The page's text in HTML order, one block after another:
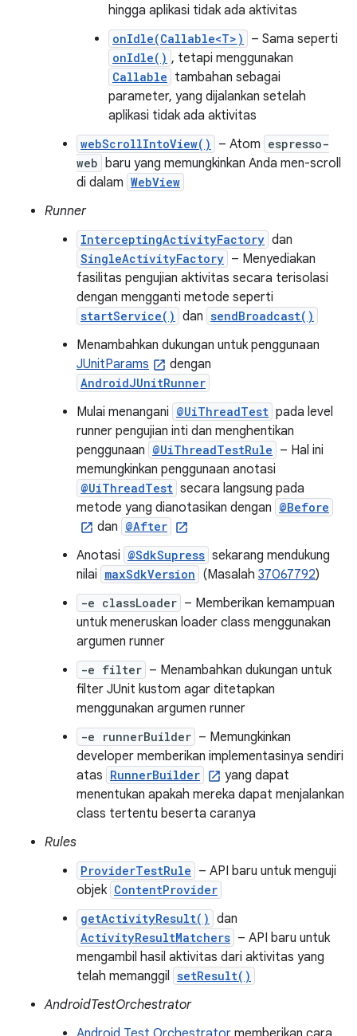
hingga aplikasi tidak ada aktivitas
onIdle(Callable<T>) – Sama seperti
onIdle() , tetapi menggunakan
Callable tambahan sebagai
parameter, yang dijalankan setelah
aplikasi tidak ada aktivitas
webScrollIntoView() – Atom espresso-
web baru yang memungkinkan Anda men-scroll
di dalam WebView
Runner
InterceptingActivityFactory dan
SingleActivityFactory – Menyediakan
fasilitas pengujian aktivitas secara terisolasi
dengan mengganti metode seperti
startService() dan sendBroadcast()
Menambahkan dukungan untuk penggunaan
JUnitParams
dengan
AndroidJUnitRunner
Mulai menangani @UiThreadTest pada level
runner pengujian inti dan menghentikan
penggunaan @UiThreadTestRule – Hal ini
memungkinkan penggunaan anotasi
@UiThreadTest secara langsung pada
metode yang dianotasikan dengan @Before
dan @After
Anotasi @SdkSupress sekarang mendukung
nilai maxSdkVersion (Masalah 37067792)
-e classLoader – Memberikan kemampuan
untuk meneruskan loader class menggunakan
argumen runner
-e filter – Menambahkan dukungan untuk
filter JUnit kustom agar ditetapkan
menggunakan argumen runner
-e runnerBuilder – Memungkinkan
developer memberikan implementasinya sendiri
atas RunnerBuilder
yang dapat
menentukan apakah mereka dapat menjalankan
class tertentu beserta caranya
Rules
ProviderTestRule – API baru untuk menguji
objek ContentProvider
getActivityResult() dan
ActivityResultMatchers – API baru untuk
mengambil hasil aktivitas dari aktivitas yang
telah memanggil setResult()
AndroidTestOrchestrator